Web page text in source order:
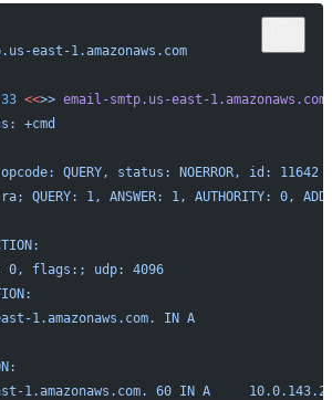
east-1.amazonaws.com
<<>> email-smtp.us-east-1.amazonaws.com
+cmd
QUERY, status: NOERROR, id: 11642
1, ANSWER: 1, AUTHORITY: 0,
0, flags:; udp: 4096
1.amazonaws.com. IN A
1.amazonaws.com. 60 IN A